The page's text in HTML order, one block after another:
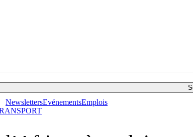
NewslettersEvénementsEmplois